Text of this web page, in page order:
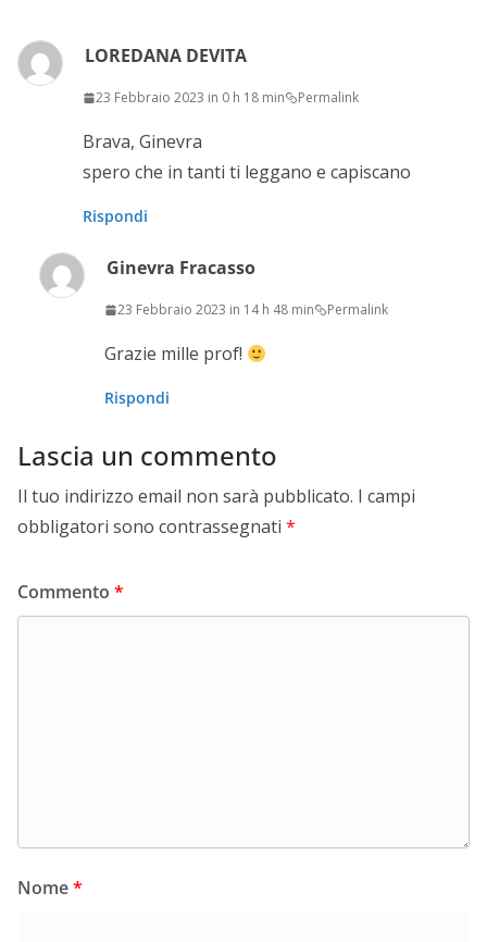
LOREDANA DEVITA
23 Febbraio 2023 in 0 h 18 min Permalink
Brava, Ginevra
spero che in tanti ti leggano e capiscano
Rispondi
Ginevra Fracasso
23 Febbraio 2023 in 14 h 48 min Permalink
Grazie mille prof!
Rispondi
Lascia un commento
Il tuo indirizzo email non sarà pubblicato. I campi
obbligatori sono contrassegnati *
Commento *
Nome*